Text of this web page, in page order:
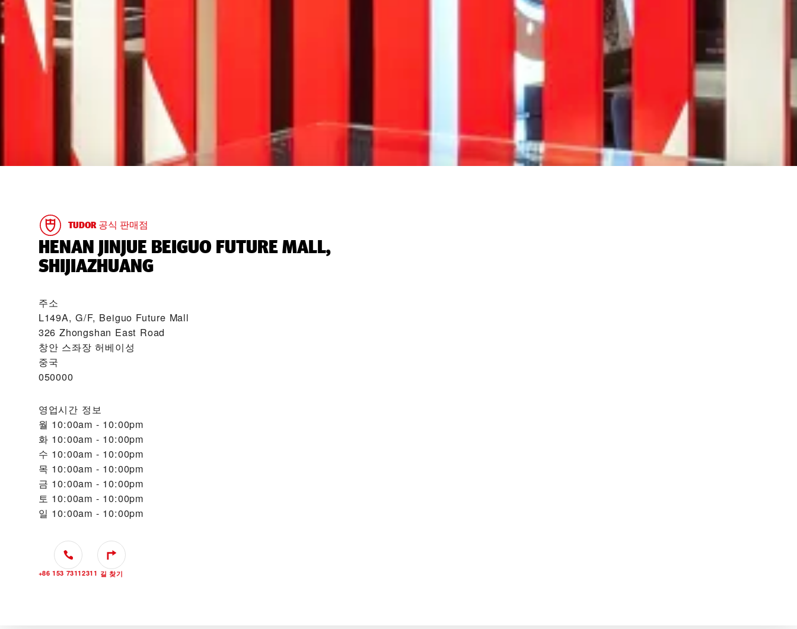
TUDOR 공식 판매점
‭HENAN JINJUE BEIGUO FUTURE MALL,
SHIJIAZHUANG‬
주소
L149A, G/F, Beiguo Future Mall
326 Zhongshan East Road
창안 스좌장 허베이성
중국
050000
영업시간 정보
월 10:00am - 10:00pm
화 10:00am - 10:00pm
수 10:00am - 10:00pm
목 10:00am - 10:00pm
금 10:00am - 10:00pm
토 10:00am - 10:00pm
일 10:00am - 10:00pm
+86 153 73112311 길 찾기